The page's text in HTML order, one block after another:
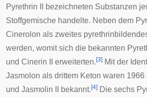
Pyrethrin II bezeichneten Substanzen
Stoffgemische handelte. Neben dem
Cinerolon als zweites
werden, womit sich die bekannten
und Cinerin II erweiterten. [3] Mit der
Jasmolon als drittem Keton waren 1966
und Jasmolin II bekannt. [4] Die sechs